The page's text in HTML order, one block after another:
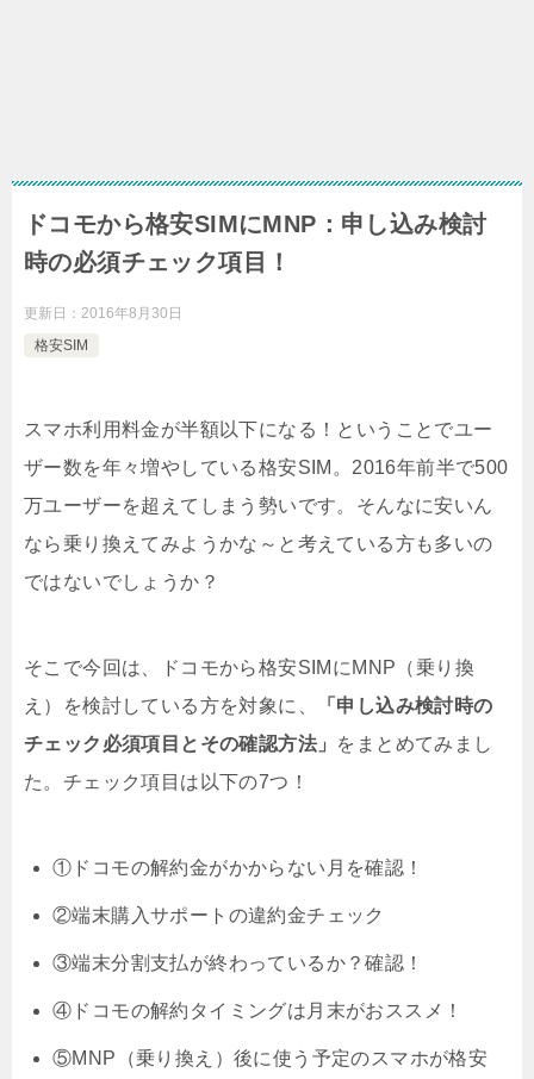
ドコモから格安SIMにMNP：申し込み検討
時の必須チェック項目！
更新日： 2016年8月30日
格安SIM
スマホ利用料金が半額以下になる！ということでユー
ザー数を年々増やしている格安SIM。2016年前半で500
万ユーザーを超えてしまう勢いです。そんなに安いん
なら乗り換えてみようかな～と考えている方も多いの
ではないでしょうか？
そこで今回は、ドコモから格安SIMにMNP（乗り換
え）を検討している方を対象に、
「申し込み検討時の
チェック必須項目とその確認方法」 をまとめてみまし
た。チェック項目は以下の7つ！
①ドコモの解約金がかからない月を確認！
②端末購入サポートの違約金チェック
③端末分割支払が終わっているか？確認！
④ドコモの解約タイミングは月末がおススメ！
⑤MNP（乗り換え）後に使う予定のスマホが格安